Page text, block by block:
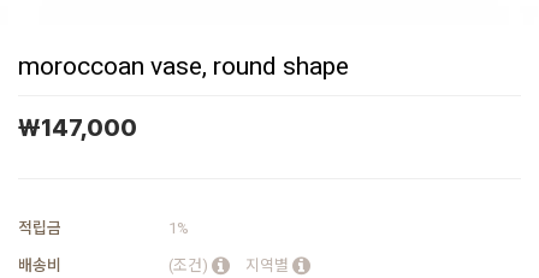
moroccoan vase, round shape
￦147,000
적립금
1%
배송비
(조건) 지역별